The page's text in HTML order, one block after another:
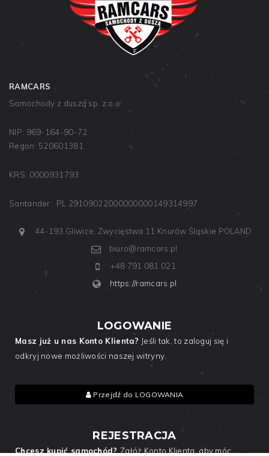
RAMCARS
Samochody z duszą sp. z.o.o.
NIP: 969-164-90-72
Regon: 520601381
KRS: 0000931793
Santander: PL 29109022000000000149314997
44-193 Gliwice, Zwycięstwa 11 Knurów Śląskie POLAND
biuro@ramcars.pl
+48 791 081 021
https://ramcars.pl
LOGOWANIE
Masz już u nas Konto Klienta? Jeśli tak, to zaloguj się i
odkryj nowe możliwości naszej witryny.
Przejdź do LOGOWANIA
REJESTRACJA
Chcesz kupić samochód? Załóż Konto Klienta, aby móc